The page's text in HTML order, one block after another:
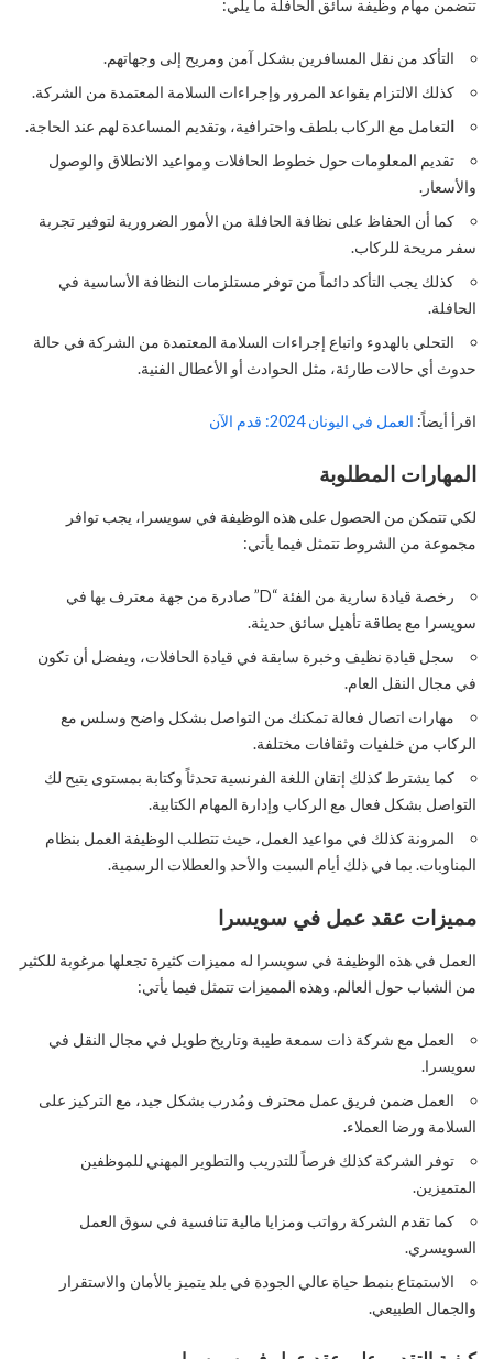
تتضمن مهام وظيفة سائق الحافلة ما يلي:
التأكد من نقل المسافرين بشكل آمن ومريح إلى وجهاتهم.
كذلك الالتزام بقواعد المرور وإجراءات السلامة المعتمدة من الشركة.
التعامل مع الركاب بلطف واحترافية، وتقديم المساعدة لهم عند الحاجة.
تقديم المعلومات حول خطوط الحافلات ومواعيد الانطلاق والوصول
والأسعار.
كما أن الحفاظ على نظافة الحافلة من الأمور الضرورية لتوفير تجربة
سفر مريحة للركاب.
كذلك يجب التأكد دائماً من توفر مستلزمات النظافة الأساسية في
الحافلة.
التحلي بالهدوء واتباع إجراءات السلامة المعتمدة من الشركة في حالة
حدوث أي حالات طارئة، مثل الحوادث أو الأعطال الفنية.
اقرأ أيضاً: العمل في اليونان 2024: قدم الآن
المهارات المطلوبة
لكي تتمكن من الحصول على هذه الوظيفة في سويسرا، يجب توافر
مجموعة من الشروط تتمثل فيما يأتي:
رخصة قيادة سارية من الفئة “D” صادرة من جهة معترف بها في
سويسرا مع بطاقة تأهيل سائق حديثة.
سجل قيادة نظيف وخبرة سابقة في قيادة الحافلات، ويفضل أن تكون
في مجال النقل العام.
مهارات اتصال فعالة تمكنك من التواصل بشكل واضح وسلس مع
الركاب من خلفيات وثقافات مختلفة.
كما يشترط كذلك إتقان اللغة الفرنسية تحدثاً وكتابة بمستوى يتيح لك
التواصل بشكل فعال مع الركاب وإدارة المهام الكتابية.
المرونة كذلك في مواعيد العمل، حيث تتطلب الوظيفة العمل بنظام
المناوبات. بما في ذلك أيام السبت والأحد والعطلات الرسمية.
مميزات عقد عمل في سويسرا
العمل في هذه الوظيفة في سويسرا له مميزات كثيرة تجعلها مرغوبة للكثير
من الشباب حول العالم. وهذه المميزات تتمثل فيما يأتي:
العمل مع شركة ذات سمعة طيبة وتاريخ طويل في مجال النقل في
سويسرا.
العمل ضمن فريق عمل محترف ومُدرب بشكل جيد، مع التركيز على
السلامة ورضا العملاء.
توفر الشركة كذلك فرصاً للتدريب والتطوير المهني للموظفين
المتميزين.
كما تقدم الشركة رواتب ومزايا مالية تنافسية في سوق العمل
السويسري.
الاستمتاع بنمط حياة عالي الجودة في بلد يتميز بالأمان والاستقرار
والجمال الطبيعي.